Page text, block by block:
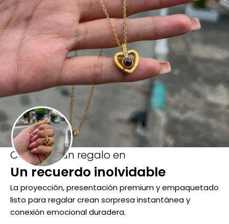
Convierte un regalo en
Un recuerdo inolvidable
La proyección, presentación premium y empaquetado
listo para regalar crean sorpresa instantánea y
conexión emocional duradera.